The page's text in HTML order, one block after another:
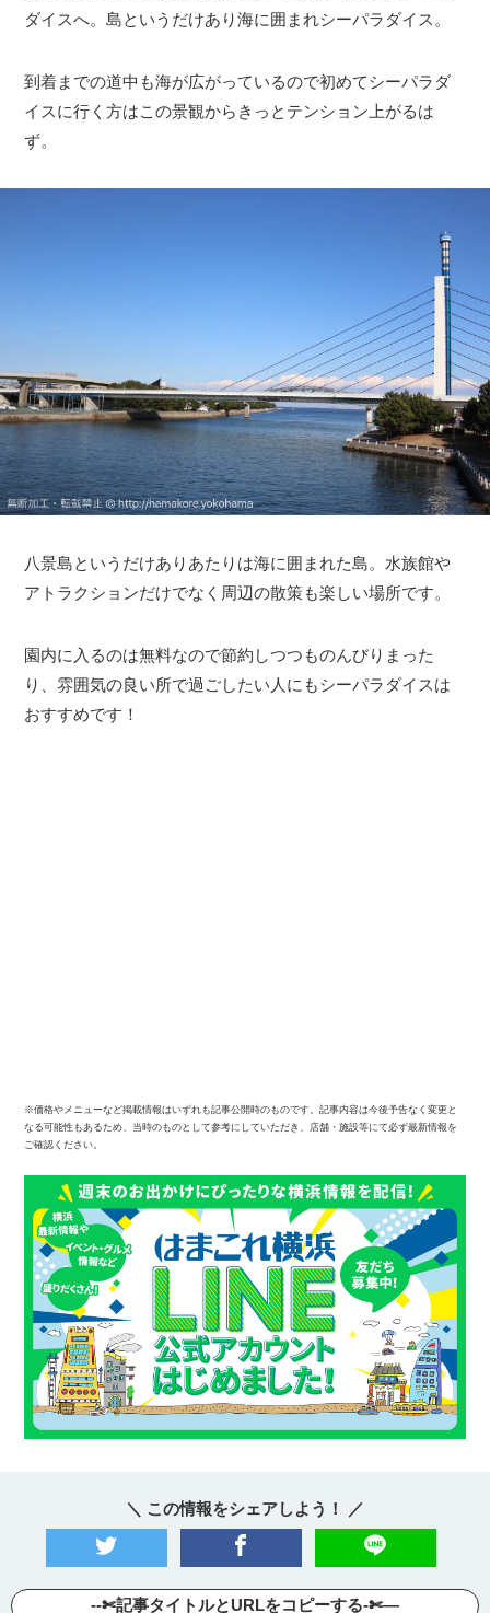
ダイスへ。島というだけあり海に囲まれシーパラダイス。
到着までの道中も海が広がっているので初めてシーパラダ
イスに行く方はこの景観からきっとテンション上がるは
ず。
八景島というだけありあたりは海に囲まれた島。水族館や
アトラクションだけでなく周辺の散策も楽しい場所です。
園内に入るのは無料なので節約しつつものんびりまった
り、雰囲気の良い所で過ごしたい人にもシーパラダイスは
おすすめです！
※価格やメニューなど掲載情報はいずれも記事公開時のものです。記事内容は今後予告なく変更と
なる可能性もあるため、当時のものとして参考にしていただき、店舗・施設等にて必ず最新情報を
ご確認ください。
＼ この情報をシェアしよう！ ／
--✄記事タイトルとURLをコピーする-✄—